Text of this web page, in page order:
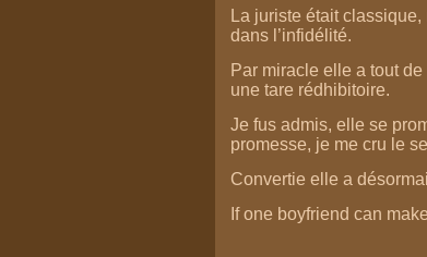
La juriste était
dans l’infidélité.
Par miracle elle a tout
une tare rédhibitoire.
Je fus admis, elle se
promesse, je me cru le
Convertie elle a
If one boyfriend can